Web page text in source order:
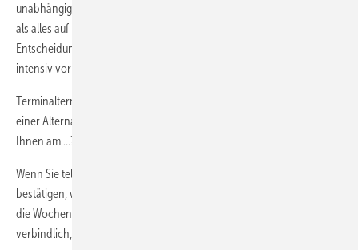
unabhängig von der Entscheidungsreife des Kunden, das ist besser
als alles auf Eis zu legen: „Unabhängig von Ihrem
Entscheidungstermin lohnt sich ein Kurzgespräch. Sie sind dann
intensiv vorbereitet, wenn Sie später entscheiden wollen.“
Terminalternative vorschlagen: Möglichst zwei zeitnahe Termine mit
einer Alternativfrage vorschlagen. Die geschlossene Frage (Passt es
Ihnen am …?) vermeiden, weil es dabei oft zu einer Absage kommt.
Wenn Sie telefonisch vereinbarte Besuchstermine schriftlich
bestätigen, wird der Termin ernst genommen. Gerade bei Kontakten,
die Wochen im Voraus abgesprochen werden, wirkt die Bestätigung
verbindlich, der Termin wird nicht vergessen.